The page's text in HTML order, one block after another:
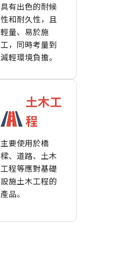
具有出色的耐候
性和耐久性，且
輕量、易於施
工，同時考量到
減輕環境負擔。
土木工
程
主要使用於橋
樑、道路、土木
工程等應對基礎
設施土木工程的
產品。